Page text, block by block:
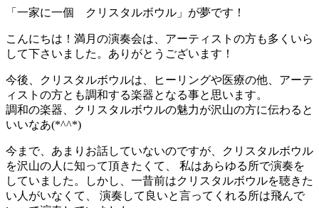
「一家に一個 クリスタルボウル」が夢です！
こんにちは！満月の演奏会は、アーティストの方も多くいら
して下さいました。ありがとうございます！
今後、クリスタルボウルは、ヒーリングや医療の他、アーテ
ィストの方とも調和する楽器となる事と思います。
調和の楽器、クリスタルボウルの魅力が沢山の方に伝わると
いいなあ(*^^*)
今まで、あまりお話していないのですが、クリスタルボウル
を沢山の人に知って頂きたくて、 私はあらゆる所で演奏を
していました。しかし、一昔前はクリスタルボウルを聴きた
い人がいなくて、 演奏して良いと言ってくれる所は飛んで